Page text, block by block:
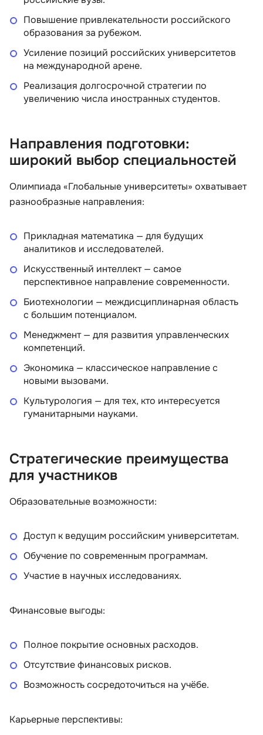
Повышение привлекательности российского
образования за рубежом.
Усиление позиций российских университетов
на международной арене.
Реализация долгосрочной стратегии по
увеличению числа иностранных студентов.
Направления подготовки:
широкий выбор специальностей
Олимпиада «Глобальные университеты» охватывает
разнообразные направления:
Прикладная математика — для будущих
аналитиков и исследователей.
Искусственный интеллект — самое
перспективное направление современности.
Биотехнологии — междисциплинарная область
с большим потенциалом.
Менеджмент — для развития управленческих
компетенций.
Экономика — классическое направление с
новыми вызовами.
Культурология — для тех, кто интересуется
гуманитарными науками.
Стратегические преимущества
для участников
Образовательные возможности:
Доступ к ведущим российским университетам.
Обучение по современным программам.
Участие в научных исследованиях.
Финансовые выгоды:
Полное покрытие основных расходов.
Отсутствие финансовых рисков.
Возможность сосредоточиться на учёбе.
Карьерные перспективы: